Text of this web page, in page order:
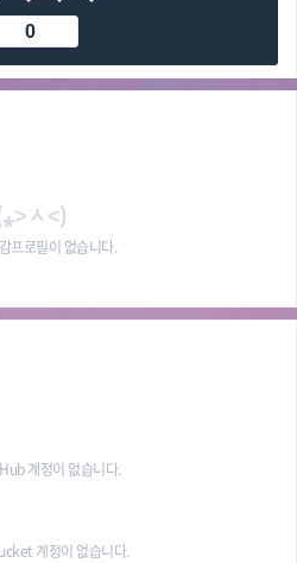
0
프로필이 없습니다.
계정이 없습니다.
계정이 없습니다.